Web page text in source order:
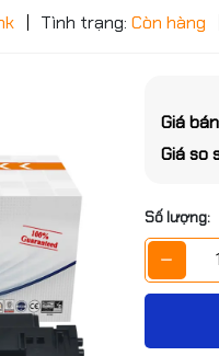
Tình trạng: Còn hàng
Giá
Giá so
Số lượng:
Mã sản phẩm
Loại mực in
Hiệu suất trang
Máy in dùng